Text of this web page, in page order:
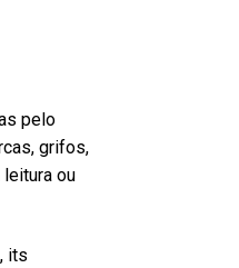
pelo
grifos,
ou
its